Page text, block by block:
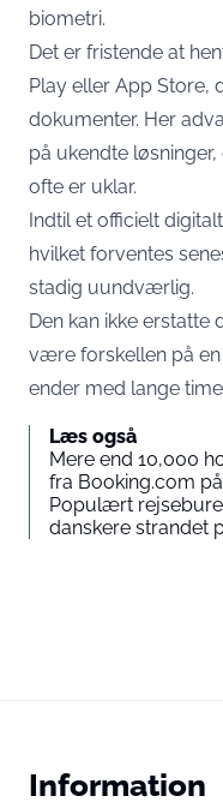
biometri.
Det er fristende at
Play eller App Store,
dokumenter. Her
på ukendte
ofte er uklar.
Indtil et officielt
hvilket forventes
stadig uundværlig.
Den kan ikke erstatte
være forskellen på
ender med lange
Læs også
Mere end 10,000
fra Booking.com
Populært
danskere strandet
Information